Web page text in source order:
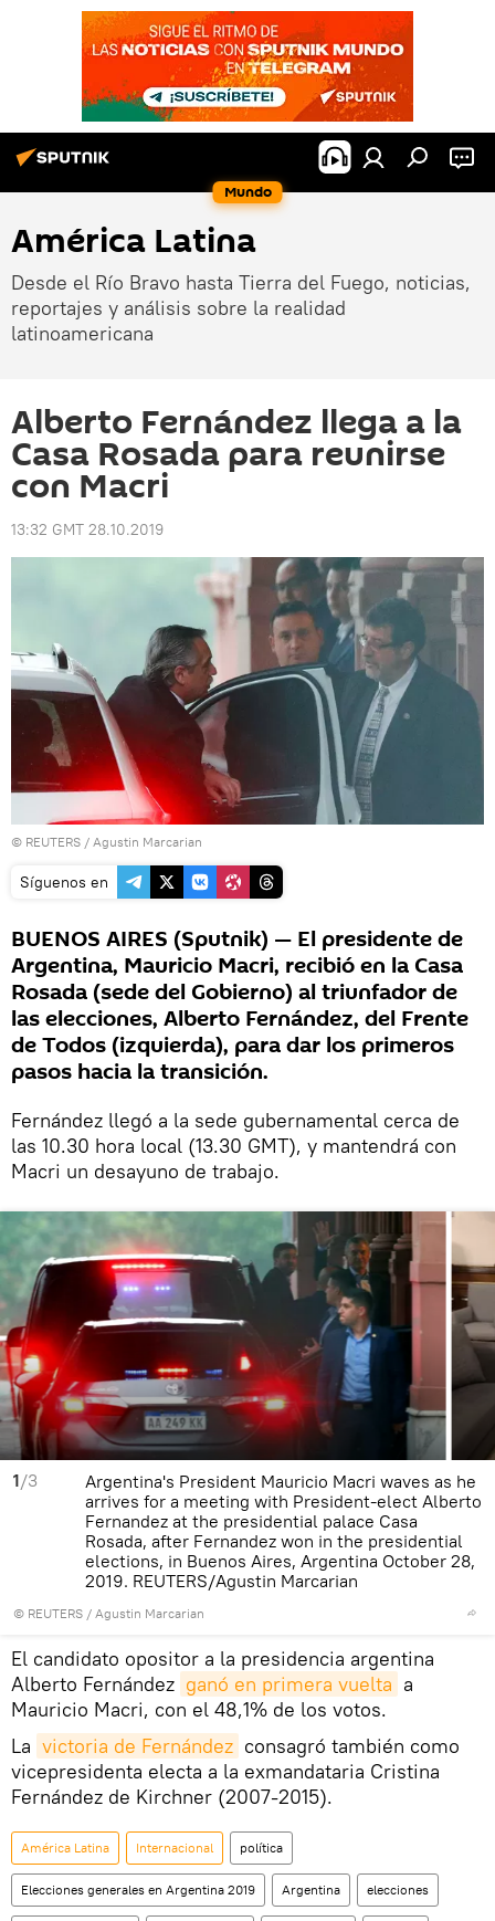
Mundo
América Latina
Desde el Río Bravo hasta Tierra del Fuego, noticias,
reportajes y análisis sobre la realidad
latinoamericana
Alberto Fernández llega a la
Casa Rosada para reunirse
con Macri
13:32 GMT 28.10.2019
© REUTERS / Agustin Marcarian
Síguenos en
BUENOS AIRES (Sputnik) — El presidente de
Argentina, Mauricio Macri, recibió en la Casa
Rosada (sede del Gobierno) al triunfador de
las elecciones, Alberto Fernández, del Frente
de Todos (izquierda), para dar los primeros
pasos hacia la transición.
Fernández llegó a la sede gubernamental cerca de
las 10.30 hora local (13.30 GMT), y mantendrá con
Macri un desayuno de trabajo.
1/3
© REUTERS / Agustin Marcarian
Argentina's President Mauricio Macri waves as he
arrives for a meeting with President-elect Alberto
Fernandez at the presidential palace Casa
Rosada, after Fernandez won in the presidential
elections, in Buenos Aires, Argentina October 28,
2019. REUTERS/Agustin Marcarian
El candidato opositor a la presidencia argentina
Alberto Fernández ganó en primera vuelta a
Mauricio Macri, con el 48,1% de los votos.
La victoria de Fernández consagró también como
vicepresidenta electa a la exmandataria Cristina
Fernández de Kirchner (2007-2015).
América Latina Internacional política
Elecciones generales en Argentina 2019 Argentina elecciones